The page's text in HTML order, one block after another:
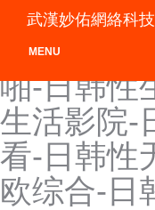
日韩性生
韩性生活
啪-日韩性
生活影院-
看-日韩性
欧综合-日
武漢妙佑網絡科
MENU